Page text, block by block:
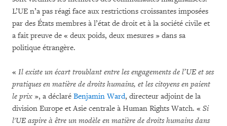
L’UE n’a pas réagi face aux restrictions croissantes imposées
par des États membres à l’état de droit et à la société civile et
a fait preuve de « deux poids, deux mesures » dans sa
politique étrangère.
« Il existe un écart troublant entre les engagements de l’UE et ses
pratiques en matière de droits humains, et les citoyens en paient
le prix », a déclaré Benjamin Ward, directeur adjoint de la
division Europe et Asie centrale à Human Rights Watch. « Si
l'UE aspire à être un modèle en matière de droits humains dans